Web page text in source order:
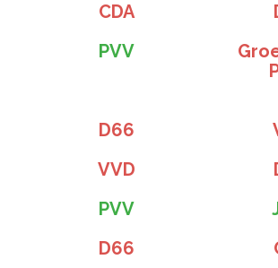
CDA
PVV
D66
VVD
PVV
D66